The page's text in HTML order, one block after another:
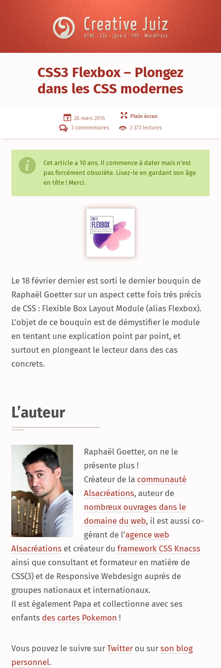
CSS
CSS3 Flexbox – Plongez
dans les CSS modernes
26 mars 2016
Plein écran
3 commentaires
3 373 lectures
Cet article a 10 ans. Il commence à dater mais n'est
pas forcément obsolète. Lisez-le en gardant son âge
en tête ! Merci.
Le 18 février dernier est sorti le dernier bouquin de
Raphaël Goetter sur un aspect cette fois très précis
de CSS : Flexible Box Layout Module (alias Flexbox).
L’objet de ce bouquin est de démystifier le module
en tentant une explication point par point, et
surtout en plongeant le lecteur dans des cas
concrets.
L’auteur
Raphaël Goetter, on ne le
présente plus !
Créateur de la communauté
Alsacréations, auteur de
nombreux ouvrages dans le
domaine du web, il est aussi co-
gérant de l’agence web
Alsacréations et créateur du framework CSS Knacss
ainsi que consultant et formateur en matière de
CSS(3) et de Responsive Webdesign auprès de
groupes nationaux et internationaux.
Il est également Papa et collectionne avec ses
enfants des cartes Pokemon !
Vous pouvez le suivre surTwitterou surson blog
personnel.